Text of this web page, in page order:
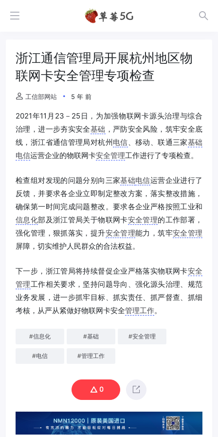
浙江通信管理局开展杭州地区物
联网卡安全管理专项检查
工信部网站 5 年 前
2021年11月23－25日，为加强物联网卡源头治理与综合
治理，进一步夯实安全基础 ，严防安全风险，筑牢安全底
线，浙江省通信管理局对杭州电信 、移动、联通三家基础
电信运营企业的物联网卡安全管理工作进行了专项检查。
检查组对发现的问题分别向三家基础电信运营企业进行了
反馈，并要求各企业立即制定整改方案，落实整改措施，
确保第一时间完成问题整改。要求各企业严格按照工业和
信息化部及浙江管局关于物联网卡安全管理的工作部署，
强化管理，狠抓落实，提升安全管理能力，筑牢安全管理
屏障，切实维护人民群众的合法权益。
下一步，浙江管局将持续督促企业严格落实物联网卡安全
管理工作相关要求，坚持问题导向、强化源头治理、规范
业务发展，进一步抓牢目标、抓实责任、抓严督查、抓细
考核，从严从紧做好物联网卡安全管理工作。
#信息化 #基础 #安全管理
#电信 #管理工作
0